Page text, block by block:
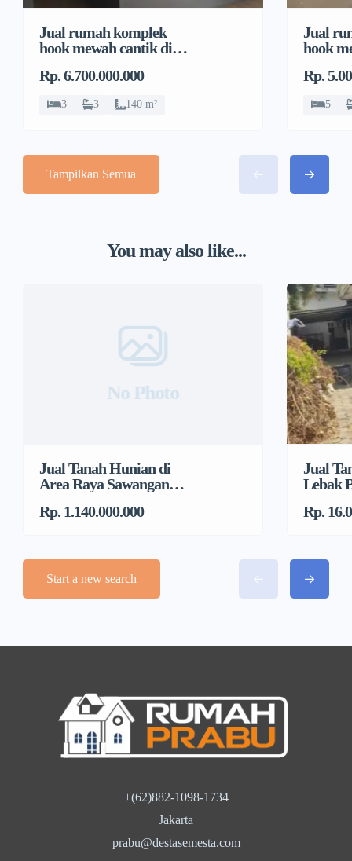
Jual rumah komplek
hook mewah cantik di
Sawit
Rp. 6.700.000.000
3 3 140 m²
Jual
hook
Sawit
Rp.
5
Tampilkan Semua
You may also like...
No Photo
Jual Tanah Hunian di
Area Raya Sawangan
Rp. 1.140.000.000
Jual
Lebak
Rp.
Start a new search
+(62)882-1098-1734
Jakarta
prabu@destasemesta.com